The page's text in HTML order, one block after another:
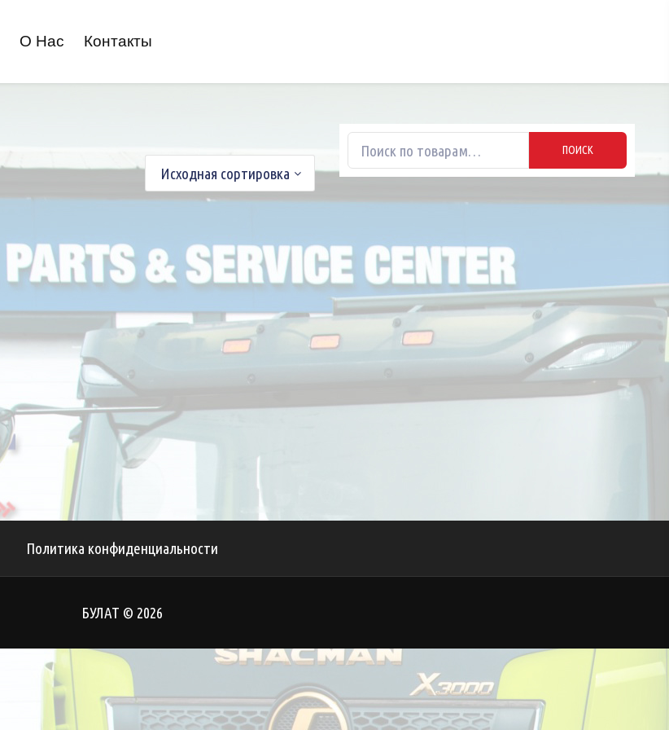
О Нас Контакты
Искать:ПОИСК
Политика конфиденциальности
БУЛАТ © 2026